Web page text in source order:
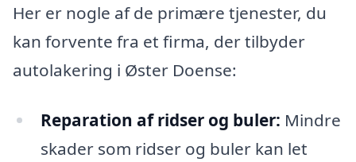
Her er nogle af de primære tjenester, du
kan forvente fra et firma, der tilbyder
autolakering i Øster Doense:
Reparation af ridser og buler: Mindre
skader som ridser og buler kan let